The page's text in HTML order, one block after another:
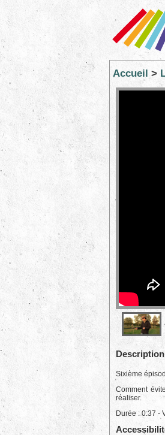
Accueil >
Description
Sixième
Comment
réaliser.
Durée : 0:37 -